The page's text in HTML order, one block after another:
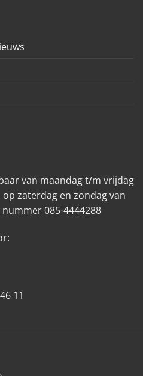
van maandag t/m vrijdag
zaterdag en zondag van
085-4444288
11